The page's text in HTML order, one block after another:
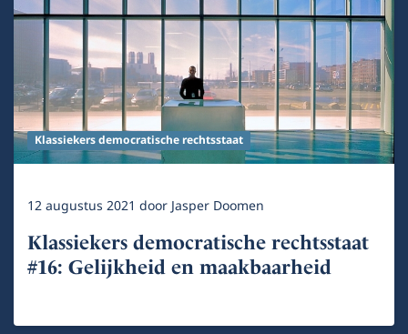
Klassiekers democratische rechtsstaat
12 augustus 2021 doorJasper Doomen
Klassiekers democratische rechtsstaat
#16: Gelijkheid en maakbaarheid